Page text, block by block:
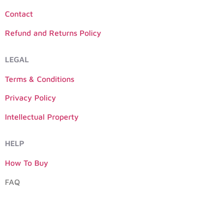
Contact
Refund and Returns Policy
LEGAL
Terms & Conditions
Privacy Policy
Intellectual Property
HELP
How To Buy
FAQ